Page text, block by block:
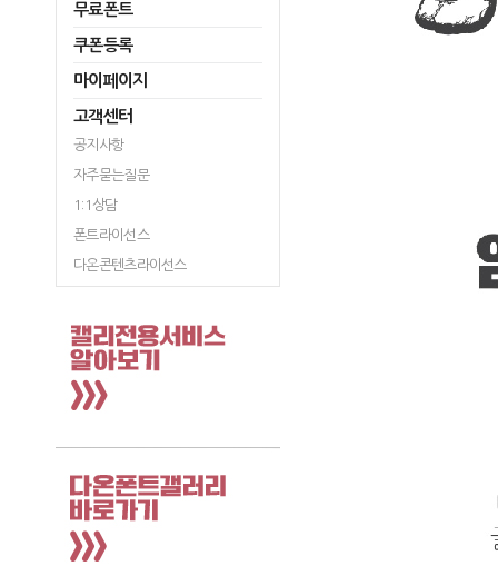
무료폰트
쿠폰등록
마이페이지
고객센터
공지사항
자주묻는질문
1:1상담
폰트라이선스
다온콘텐츠라이선스